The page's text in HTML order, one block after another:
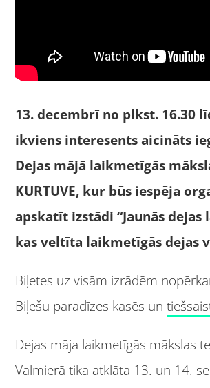
13. decembrī no plkst. 16.30
ikviens interesents aicināts
Dejas mājā laikmetīgās mā
KURTUVE, kur būs iespēja
apskatīt izstādi“Jaunās dejas
kas veltīta laikmetīgās dejas v
Biļetes uz visām izrādēm
Biļešu paradīzes kasēs un
Dejas māja laikmetīgās mākslas
Valmierā tika atklāta 13. un 14.